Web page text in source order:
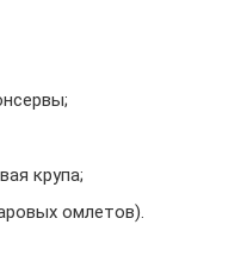
крупа;
омлетов).